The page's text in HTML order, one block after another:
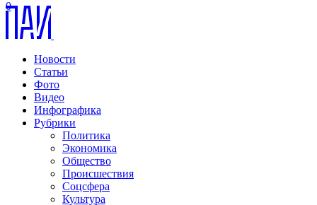
Новости
Статьи
Фото
Видео
Инфографика
Рубрики
Политика
Экономика
Общество
Происшествия
Соцсфера
Культура
0